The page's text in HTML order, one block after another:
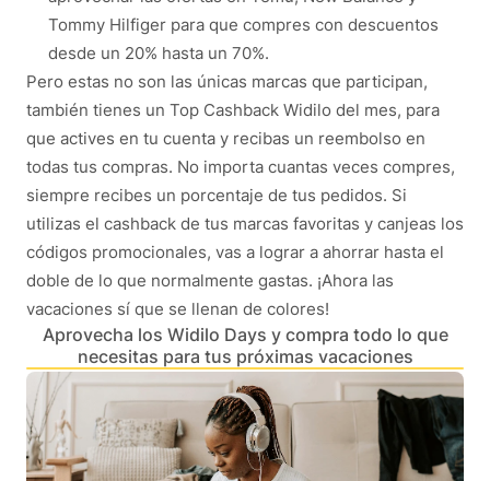
Tommy Hilfiger para que compres con descuentos
desde un 20% hasta un 70%.
Pero estas no son las únicas marcas que participan,
también tienes un Top Cashback Widilo del mes, para
que actives en tu cuenta y recibas un reembolso en
todas tus compras. No importa cuantas veces compres,
siempre recibes un porcentaje de tus pedidos. Si
utilizas el cashback de tus marcas favoritas y canjeas los
códigos promocionales, vas a lograr a ahorrar hasta el
doble de lo que normalmente gastas. ¡Ahora las
vacaciones sí que se llenan de colores!
Aprovecha los Widilo Days y compra todo lo que
necesitas para tus próximas vacaciones